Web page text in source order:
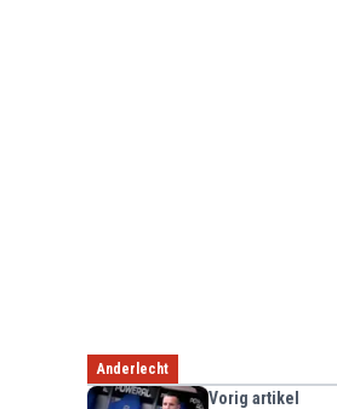
Anderlecht
Vorig artikel